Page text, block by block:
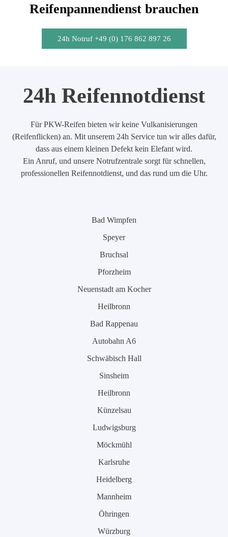
Reifenpannendienst brauchen
24h Notruf +49 (0) 176 862 897 26
24h Reifennotdienst
Für PKW-Reifen bieten wir keine Vulkanisierungen
(Reifenflicken) an. Mit unserem 24h Service tun wir alles dafür,
dass aus einem kleinen Defekt kein Elefant wird.
Ein Anruf, und unsere Notrufzentrale sorgt für schnellen,
professionellen Reifennotdienst, und das rund um die Uhr.
Bad Wimpfen
Speyer
Bruchsal
Pforzheim
Neuenstadt am Kocher
Heilbronn
Bad Rappenau
Autobahn A6
Schwäbisch Hall
Sinsheim
Heilbronn
Künzelsau
Ludwigsburg
Möckmühl
Karlsruhe
Heidelberg
Mannheim
Öhringen
Würzburg